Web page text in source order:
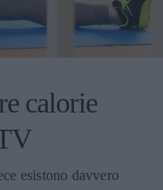
calorie
esistono davvero